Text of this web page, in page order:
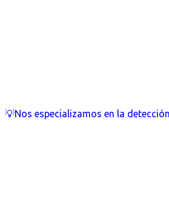
💡Nos especializamos en la